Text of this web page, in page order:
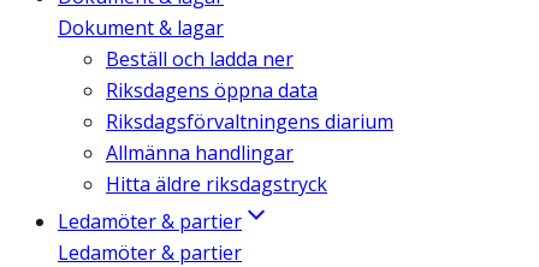
Dokument & lagar
Beställ och ladda ner
Riksdagens öppna data
Riksdagsförvaltningens diarium
Allmänna handlingar
Hitta äldre riksdagstryck
Ledamöter & partier
Ledamöter & partier